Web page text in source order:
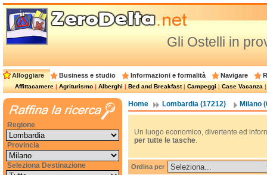
Gli Ostelli in
Alloggiare Business e studio Informazioni e formalità Navigare
Affittacamere|Agriturismo|Alberghi|Bed and Breakfast|Campeggi|Case Vacanza
Home Lombardia (17212) Milano
Un luogo economico, divertente ed
per tutte le tasche.
Ordina per
Regione
Provincia
Seleziona Destinazione